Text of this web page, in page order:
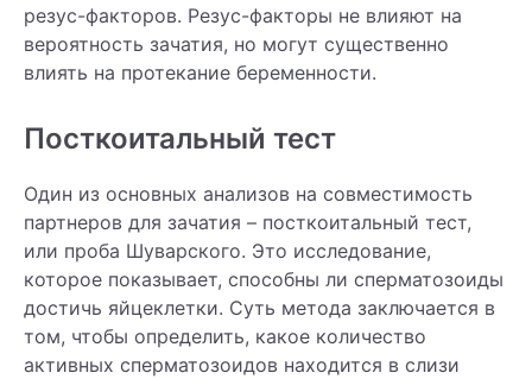
резус-факторов. Резус-факторы не влияют на
вероятность зачатия, но могут существенно
влиять на протекание беременности.
Посткоитальный тест
Один из основных анализов на совместимость
партнеров для зачатия – посткоитальный тест,
или проба Шуварского. Это исследование,
которое показывает, способны ли сперматозоиды
достичь яйцеклетки. Суть метода заключается в
том, чтобы определить, какое количество
активных сперматозоидов находится в слизи